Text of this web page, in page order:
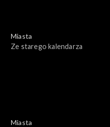
Miasta
Ze starego kalendarza
Miasta